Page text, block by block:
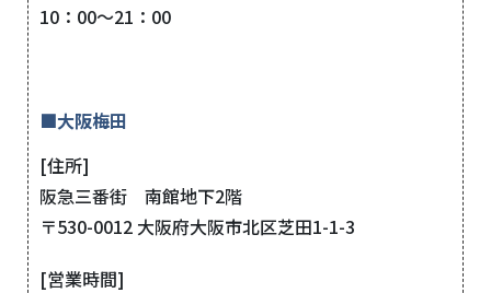
10：00～21：00
■大阪梅田
[住所]
阪急三番街 南館地下2階
〒530-0012 大阪府大阪市北区芝田1-1-3
[営業時間]